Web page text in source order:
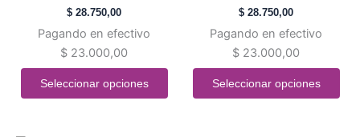
$ 28.750,00
Pagando en efectivo
$ 23.000,00
Seleccionar opciones
pueden
elegir
en
página
$ 28.750,00
Pagando en efectivo
$ 23.000,00
Seleccionar opciones
pueden
elegir
en
página